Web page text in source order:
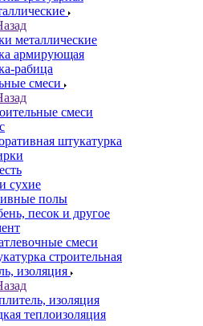
металлические
армирующая
рабица
смеси
смеси
штукатурка
сухие
полы
песок и другое
смеси
строительная
изоляция
изоляция
теплоизоляция